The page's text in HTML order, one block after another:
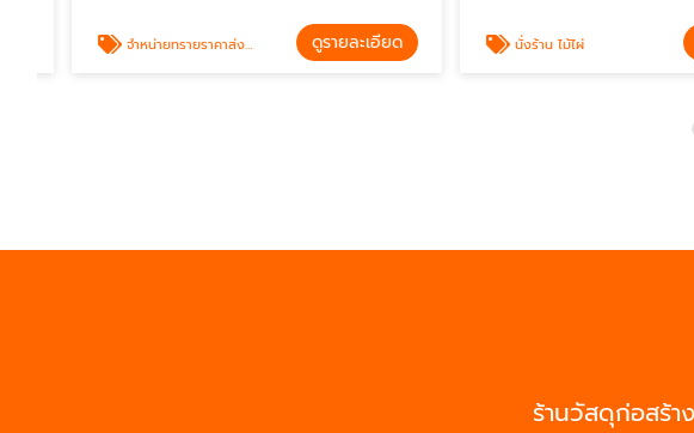
จำหน่ายทรายราคาส่ง ใกล้ฉัน ดูรายละเอียด นั่งร้าน ไม้ไผ่ ดู
ร้านวัสดุก่อสร้